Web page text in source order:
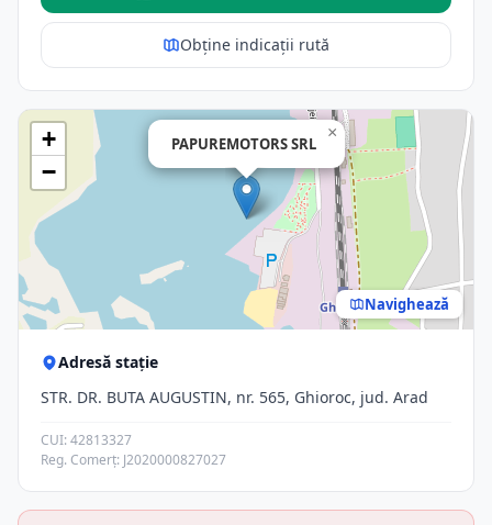
Obține indicații rută
PAPUREMOTORS SRL
×
+
−
Navighează
Adresă stație
STR. DR. BUTA AUGUSTIN, nr. 565, Ghioroc, jud. Arad
CUI: 42813327
Reg. Comerț: J2020000827027